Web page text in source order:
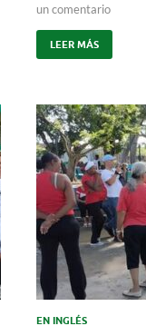
un comentario
LEER MÁS
EN INGLÉS